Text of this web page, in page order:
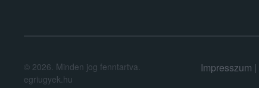
© 2026. Minden jog fenntartva.
egriugyek.hu
Impresszum |